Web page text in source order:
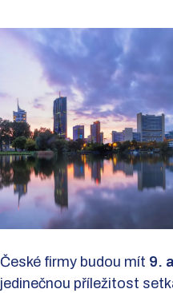
České firmy budou mít 9.
jedinečnou příležitost